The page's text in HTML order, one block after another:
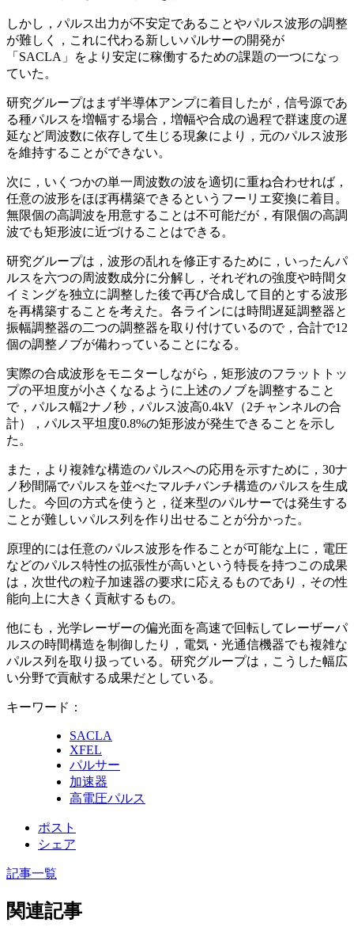
しかし，パルス出力が不安定であることやパルス波形の調整
が難しく，これに代わる新しいパルサーの開発が
「SACLA」をより安定に稼働するための課題の一つになっ
ていた。
研究グループはまず半導体アンプに着目したが，信号源であ
る種パルスを増幅する場合，増幅や合成の過程で群速度の遅
延など周波数に依存して生じる現象により，元のパルス波形
を維持することができない。
次に，いくつかの単一周波数の波を適切に重ね合わせれば，
任意の波形をほぼ再構築できるというフーリエ変換に着目。
無限個の高調波を用意することは不可能だが，有限個の高調
波でも矩形波に近づけることはできる。
研究グループは，波形の乱れを修正するために，いったんパ
ルスを六つの周波数成分に分解し，それぞれの強度や時間タ
イミングを独立に調整した後で再び合成して目的とする波形
を再構築することを考えた。各ラインには時間遅延調整器と
振幅調整器の二つの調整器を取り付けているので，合計で12
個の調整ノブが備わっていることになる。
実際の合成波形をモニターしながら，矩形波のフラットトッ
プの平坦度が小さくなるように上述のノブを調整すること
で，パルス幅2ナノ秒，パルス波高0.4kV（2チャンネルの合
計），パルス平坦度0.8%の矩形波が発生できることを示し
た。
また，より複雑な構造のパルスへの応用を示すために，30ナ
ノ秒間隔でパルスを並べたマルチバンチ構造のパルスを生成
した。今回の方式を使うと，従来型のパルサーでは発生する
ことが難しいパルス列を作り出せることが分かった。
原理的には任意のパルス波形を作ることが可能な上に，電圧
などのパルス特性の拡張性が高いという特長を持つこの成果
は，次世代の粒子加速器の要求に応えるものであり，その性
能向上に大きく貢献するもの。
他にも，光学レーザーの偏光面を高速で回転してレーザーパ
ルスの時間構造を制御したり，電気・光通信機器でも複雑な
パルス列を取り扱っている。研究グループは，こうした幅広
い分野で貢献する成果だとしている。
キーワード：
SACLA
XFEL
パルサー
加速器
高電圧パルス
ポスト
シェア
記事一覧
関連記事